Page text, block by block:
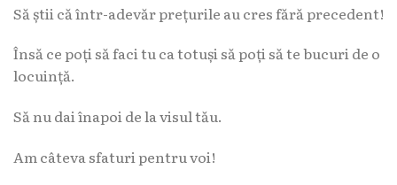
Să știi că într-adevăr prețurile au cres fără precedent!
Însă ce poți să faci tu ca totuși să poți să te bucuri de o
locuință.
Să nu dai înapoi de la visul tău.
Am câteva sfaturi pentru voi!